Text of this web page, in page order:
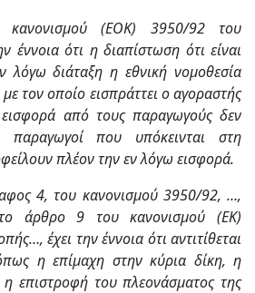
(ΕΟΚ) 3950/92 του
έννοια ότι η διαπίστωση ότι είναι
λόγω διάταξη η εθνική νομοθεσία
τον οποίο εισπράττει ο αγοραστής
από τους παραγωγούς δεν
παραγωγοί που υπόκεινται στη
πλέον την εν λόγω εισφορά.
4, του κανονισμού 3950/92, …,
άρθρο 9 του κανονισμού (ΕΚ)
έχει την έννοια ότι αντιτίθεται
η επίμαχη στην κύρια δίκη, η
η επιστροφή του πλεονάσματος της